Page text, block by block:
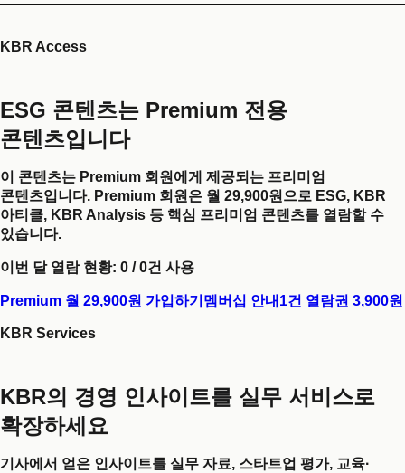
KBR Access
ESG 콘텐츠는 Premium 전용
콘텐츠입니다
이 콘텐츠는 Premium 회원에게 제공되는 프리미엄
콘텐츠입니다. Premium 회원은 월 29,900원으로 ESG, KBR
아티클, KBR Analysis 등 핵심 프리미엄 콘텐츠를 열람할 수
있습니다.
이번 달 열람 현황: 0 /0건 사용
Premium 월 29,900원 가입하기 멤버십 안내 1건 열람권 3,900원
KBR Services
KBR의 경영 인사이트를 실무 서비스로
확장하세요
기사에서 얻은 인사이트를 실무 자료, 스타트업 평가, 교육·